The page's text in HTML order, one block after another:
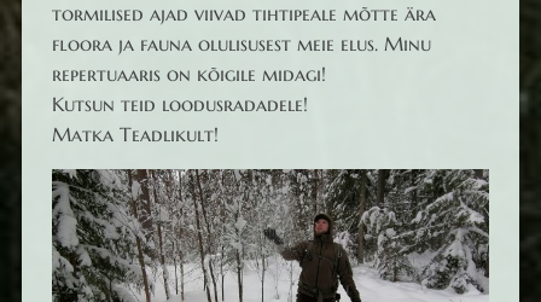
tormilised ajad viivad tihtipeale mõtte ära
floora ja fauna olulisusest meie elus. Minu
repertuaaris on kõigile midagi!
Kutsun teid loodusradadele!
Matka Teadlikult!